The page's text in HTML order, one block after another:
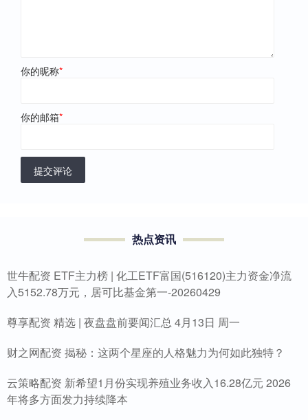
你的昵称*
你的邮箱*
提交评论
热点资讯
世牛配资 ETF主力榜 | 化工ETF富国(516120)主力资金净流
入5152.78万元，居可比基金第一-20260429
尊享配资 精选 | 夜盘盘前要闻汇总 4月13日 周一
财之网配资 揭秘：这两个星座的人格魅力为何如此独特？
云策略配资 新希望1月份实现养殖业务收入16.28亿元 2026
年将多方面发力持续降本